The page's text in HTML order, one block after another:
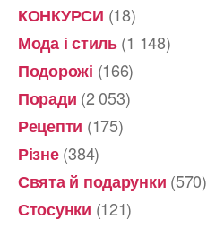
КОНКУРСИ (18)
Мода і стиль(1 148)
Подорожі (166)
Поради (2 053)
Рецепти (175)
Різне(384)
Свята й подарунки (570)
Стосунки (121)